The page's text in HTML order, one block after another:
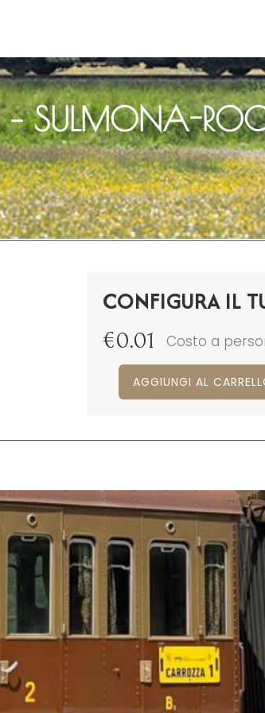
– SULMONA-
CONFIGURA IL
€0.01 Costo a
AGGIUNGI AL